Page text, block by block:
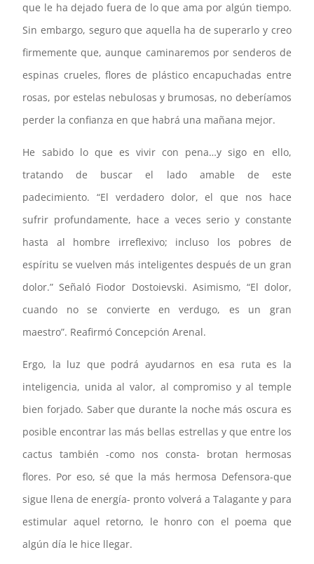
que le ha dejado fuera de lo que ama por algún tiempo.
Sin embargo, seguro que aquella ha de superarlo y creo
firmemente que, aunque caminaremos por senderos de
espinas crueles, flores de plástico encapuchadas entre
rosas, por estelas nebulosas y brumosas, no deberíamos
perder la confianza en que habrá una mañana mejor.
He sabido lo que es vivir con pena…y sigo en ello,
tratando de buscar el lado amable de este
padecimiento. “El verdadero dolor, el que nos hace
sufrir profundamente, hace a veces serio y constante
hasta al hombre irreflexivo; incluso los pobres de
espíritu se vuelven más inteligentes después de un gran
dolor.” Señaló Fiodor Dostoievski. Asimismo, “El dolor,
cuando no se convierte en verdugo, es un gran
maestro”. Reafirmó Concepción Arenal.
Ergo, la luz que podrá ayudarnos en esa ruta es la
inteligencia, unida al valor, al compromiso y al temple
bien forjado. Saber que durante la noche más oscura es
posible encontrar las más bellas estrellas y que entre los
cactus también -como nos consta- brotan hermosas
flores. Por eso, sé que la más hermosa Defensora-que
sigue llena de energía- pronto volverá a Talagante y para
estimular aquel retorno, le honro con el poema que
algún día le hice llegar.